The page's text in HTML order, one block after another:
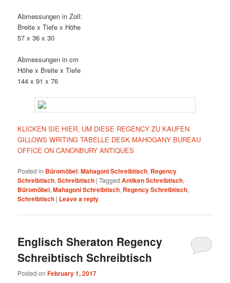
Abmessungen in Zoll:
Breite x Tiefe x Höhe
57 x 36 x 30
Abmessungen in cm
Höhe x Breite x Tiefe
144 x 91 x 76
KLICKEN SIE HIER, UM DIESE REGENCY ZU KAUFEN
GILLOWS WRITING TABELLE DESK MAHOGANY BUREAU
OFFICE ON CANONBURY ANTIQUES
Posted in Büromöbel,Mahagoni Schreibtisch, Regency
Schreibtisch,Schreibtisch |Tagged Antiken Schreibtisch,
Büromöbel,Mahagoni Schreibtisch, Regency Schreibtisch,
Schreibtisch | Leave a reply
Englisch Sheraton Regency
Schreibtisch Schreibtisch
Posted onFebruary 1, 2017